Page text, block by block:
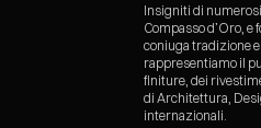
Insigniti di
Compasso d’Oro,
coniuga tradizione
rappresentiamo il
finiture, dei
di Architettura,
internazionali.